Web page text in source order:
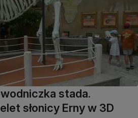
stada.
słonicy Erny w 3D